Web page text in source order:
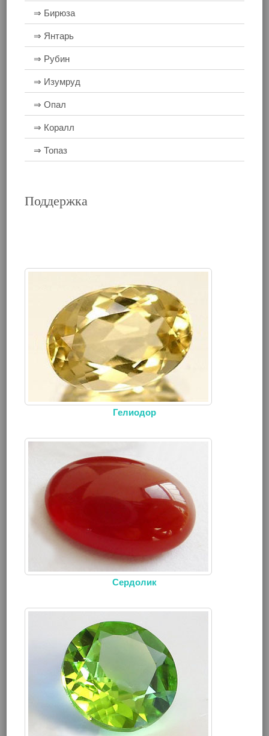
⇒ Бирюза
⇒ Янтарь
⇒ Рубин
⇒ Изумруд
⇒ Опал
⇒ Коралл
⇒ Топаз
Поддержка
Гелиодор
Сердолик